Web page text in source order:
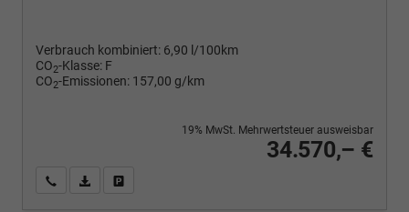
Verbrauch kombiniert: 6,90 l/100km
CO2-Klasse: F
CO2-Emissionen: 157,00 g/km
34.570,– €
19% MwSt. Mehrwertsteuer ausweisbar
Wir rufen Sie anPDF-Fahrzeugexposé drucken